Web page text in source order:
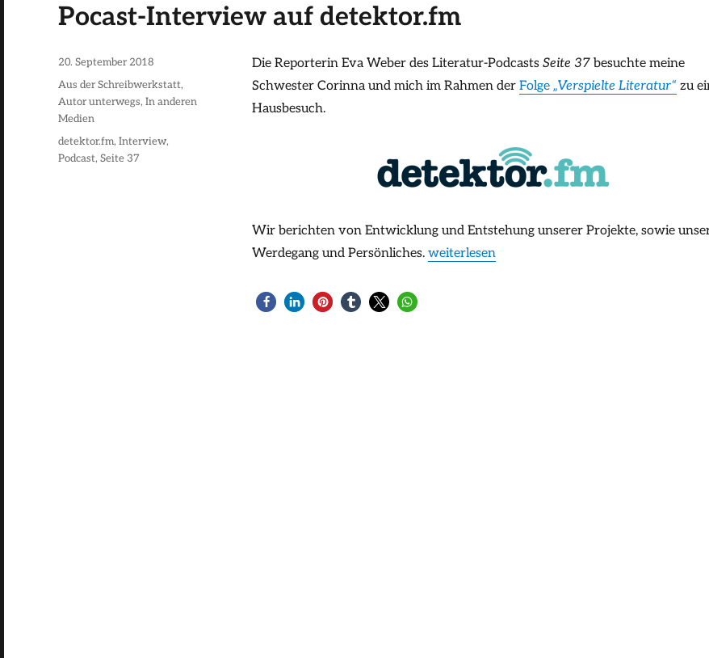
Pocast-Interview auf detektor.fm
Die Reporterin Eva Weber des Literatur-Podcasts Seite 37 besuchte meine
Schwester Corinna und mich im Rahmen der Folge „Verspielte Literatur“ zu
Hausbesuch.
Wir berichten von Entwicklung und Entstehung unserer Projekte, sowie
Werdegang und Persönliches. „Pocast-Interview auf detektor.fm“
weiterlesen
Veröffentlicht
am
20. September 2018
Kategorien
Aus der Schreibwerkstatt,
Autor unterwegs, In anderen
Medien
Schlagwörter
detektor.fm, Interview,
Podcast, Seite 37